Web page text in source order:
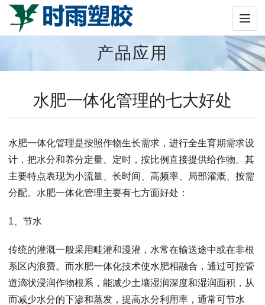
产品应用
水肥一体化管理的七大好处
水肥一体化管理是按照作物生长需求，进行全生育期需求设
计，把水分和养分定量、定时，按比例直接提供给作物。其
主要特点表现为小流量、长时间、高频率、局部灌溉、按需
分配。水肥一体化管理主要有七方面好处：
1、节水
传统的灌溉一般采用畦灌和漫灌，水常在输送途中或在非根
系区内浪费。而水肥一体化技术使水肥相融合，通过可控管
道滴状浸润作物根系，能减少土壤湿润深度和湿润面积，从
而减少水分的下渗和蒸发，提高水分利用率，通常可节水